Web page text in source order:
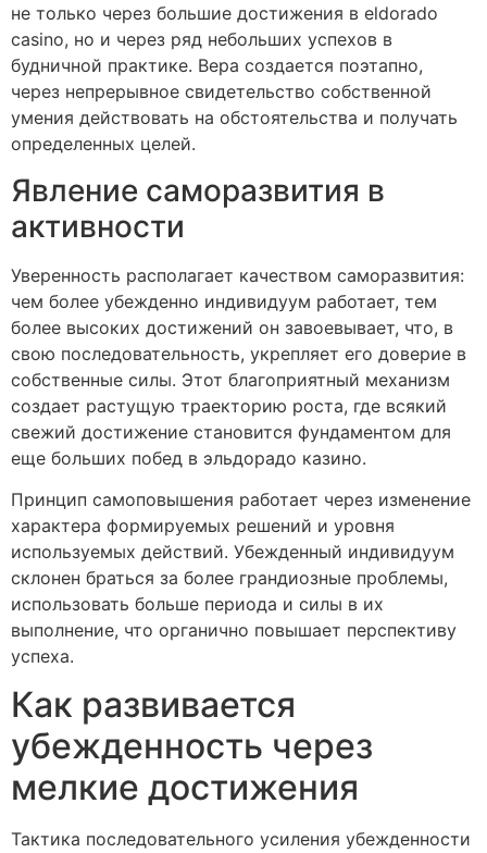
не только через большие достижения в eldorado
casino, но и через ряд небольших успехов в
будничной практике. Вера создается поэтапно,
через непрерывное свидетельство собственной
умения действовать на обстоятельства и получать
определенных целей.
Явление саморазвития в
активности
Уверенность располагает качеством саморазвития:
чем более убежденно индивидуум работает, тем
более высоких достижений он завоевывает, что, в
свою последовательность, укрепляет его доверие в
собственные силы. Этот благоприятный механизм
создает растущую траекторию роста, где всякий
свежий достижение становится фундаментом для
еще больших побед в эльдорадо казино.
Принцип самоповышения работает через изменение
характера формируемых решений и уровня
используемых действий. Убежденный индивидуум
склонен браться за более грандиозные проблемы,
использовать больше периода и силы в их
выполнение, что органично повышает перспективу
успеха.
Как развивается
убежденность через
мелкие достижения
Тактика последовательного усиления убежденности